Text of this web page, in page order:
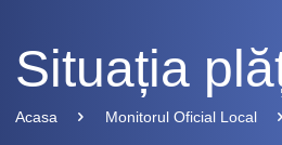
Situația
Acasa Monitorul Oficial Local